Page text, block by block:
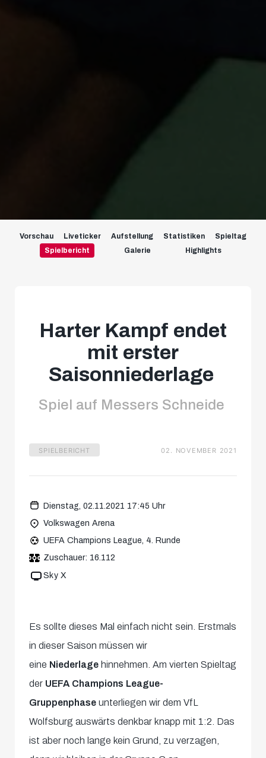
Vorschau Liveticker Aufstellung Statistiken
Spieltag
Spielbericht
Galerie Highlights
Harter Kampf endet
mit erster
Saisonniederlage
Spiel auf Messers Schneide
SPIELBERICHT 02. NOVEMBER 2021
Dienstag, 02.11.2021 17:45 Uhr
Volkswagen Arena
UEFA Champions League, 4. Runde
Zuschauer: 16.112
Sky X
Es sollte dieses Mal einfach nicht sein. Erstmals
in dieser Saison müssen wir
eine Niederlage hinnehmen. Am vierten Spieltag
der UEFA Champions League-
Gruppenphase unterliegen wir dem VfL
Wolfsburg auswärts denkbar knapp mit 1:2. Das
ist aber noch lange kein Grund, zu verzagen,